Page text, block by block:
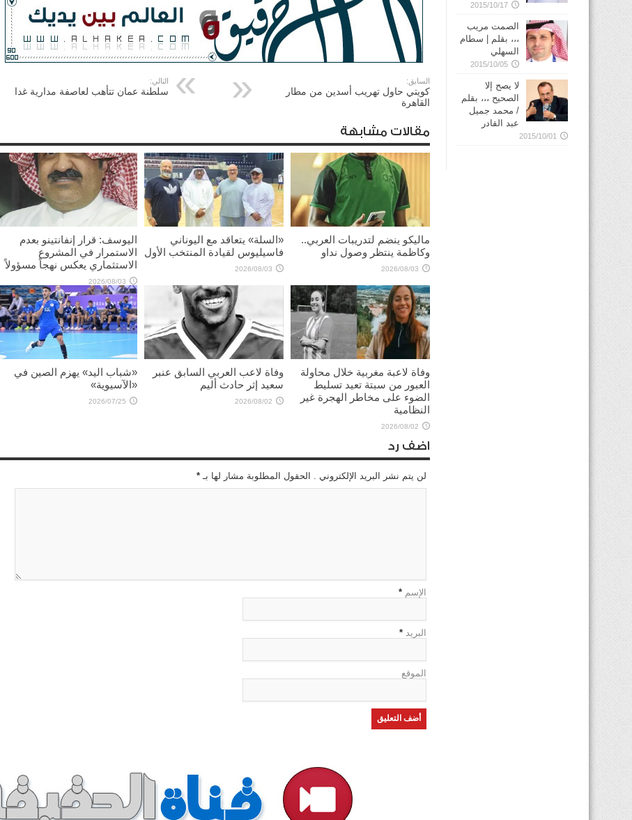
السابق:
كويتي حاول تهريب أسدين من مطار
القاهرة
التالي:
سلطنة عمان تتأهب لعاصفة مدارية غدا
مقالات مشابهة
ماليكو ينضم لتدريبات العربي..
وكاظمة ينتظر وصول نداو
2026/08/03
«السلة» يتعاقد مع اليوناني
فاسيليوس لقيادة المنتخب الأول
2026/08/03
اليوسف: قرار إنفانتينو بعدم
الاستمرار في المشروع
الاستثماري يعكس نهجاً مسؤولاً
2026/08/03
وفاة لاعبة مغربية خلال محاولة
العبور من سبتة تعيد تسليط
الضوء على مخاطر الهجرة غير
النظامية
2026/08/02
وفاة لاعب العربي السابق عنبر
سعيد إثر حادث أليم
2026/08/02
«شباب اليد» يهزم الصين في
«الآسيوية»
2026/07/25
اضف رد
لن يتم نشر البريد الإلكتروني . الحقول المطلوبة مشار لها بـ *
الإسم *
البريد *
الموقع
2015/10/17
الصمت مريب
،،، بقلم | سطام
السهلي
2015/10/05
لا يصح إلا
الصحيح ،،، بقلم
/ محمد جميل
عبد القادر
2015/10/01